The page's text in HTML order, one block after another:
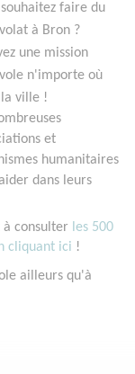
souhaitez faire du
à Bron ?
une mission
n'importe où
ville !
et
humanitaires
dans leurs
à consulter les 500
cliquant ici !
ailleurs qu'à